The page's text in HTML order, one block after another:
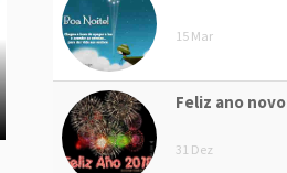
15 Mar
Feliz ano novo
31 Dez